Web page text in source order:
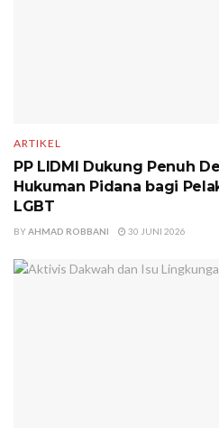
ARTIKEL
PP LIDMI Dukung Penuh
Hukuman Pidana bagi
LGBT
BYAHMAD ROBBANI 30 JUNI 2026